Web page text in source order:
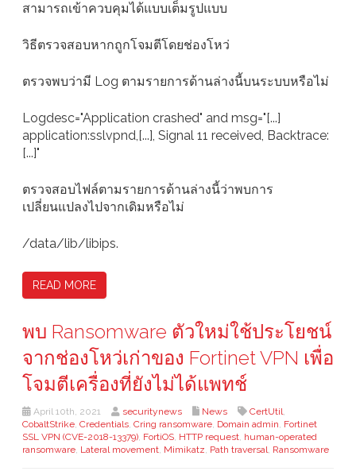
สามารถเข้าควบคุมได้แบบเต็มรูปแบบ
วิธีตรวจสอบหากถูกโจมตีโดยช่องโหว่
ตรวจพบว่ามี Log ตามรายการด้านล่างนี้บนระบบหรือไม่
Logdesc="Application crashed" and msg="[...]
application:sslvpnd,[...], Signal 11 received, Backtrace:
[...]"
ตรวจสอบไฟล์ตามรายการด้านล่างนี้ว่าพบการ
เปลี่ยนแปลงไปจากเดิมหรือไม่
/data/lib/libips.
READ MORE
พบ Ransomware ตัวใหม่ใช้ประโยชน์
จากช่องโหว่เก่าของ Fortinet VPN เพื่อ
โจมตีเครื่องที่ยังไม่ได้แพทช์
April 10th, 2021 securitynews News CertUtil,
CobaltStrike, Credentials, Cring ransomware, Domain admin, Fortinet
SSL VPN (CVE-2018-13379), FortiOS, HTTP request, human-operated
ransomware, Lateral movement, Mimikatz, Path traversal, Ransomware